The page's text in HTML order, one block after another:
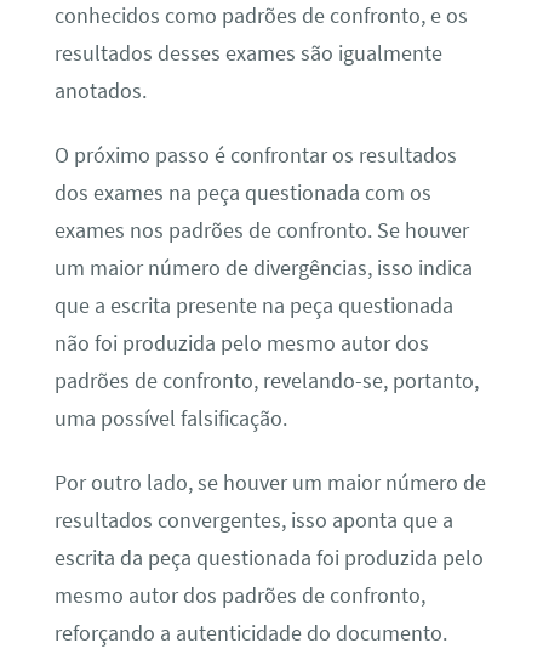
conhecidos como padrões de confronto, e os
resultados desses exames são igualmente
anotados.
O próximo passo é confrontar os resultados
dos exames na peça questionada com os
exames nos padrões de confronto. Se houver
um maior número de divergências, isso indica
que a escrita presente na peça questionada
não foi produzida pelo mesmo autor dos
padrões de confronto, revelando-se, portanto,
uma possível falsificação.
Por outro lado, se houver um maior número de
resultados convergentes, isso aponta que a
escrita da peça questionada foi produzida pelo
mesmo autor dos padrões de confronto,
reforçando a autenticidade do documento.